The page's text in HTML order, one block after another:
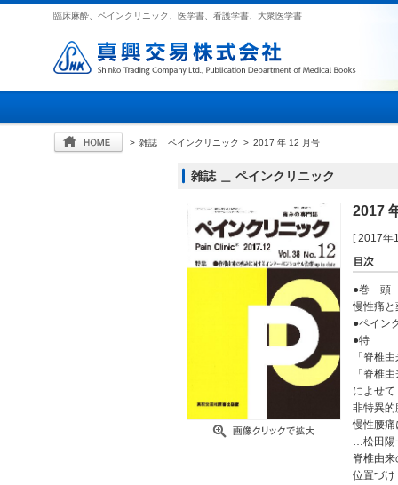
臨床麻酔、ペインクリニック、医学書、看護学書、大衆医学書
> 雑誌 _ ペインクリニック > 2017 年 12 月号
雑誌 ＿ ペインクリニック
2017
[ 2017年
●巻 頭
慢性痛
●ペイン
●特
「脊椎
「脊椎
によせ
非特異
慢性腰
…松田陽
脊椎由
位置づ